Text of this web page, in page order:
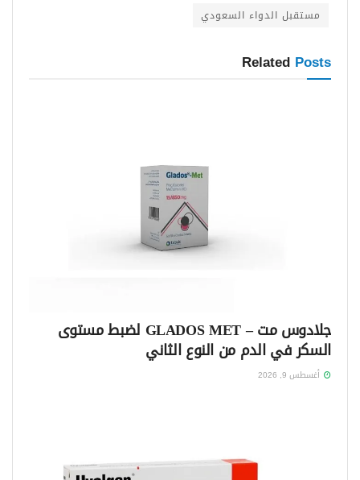
مستقبل الدواء السعودي
Related Posts
جلادوس مت – GLADOS MET لضبط مستوى
السكر في الدم من النوع الثاني
أغسطس 9, 2026